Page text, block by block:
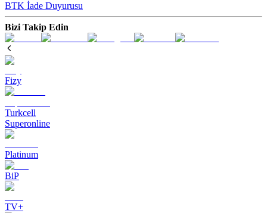
BTK İade Duyurusu
Bizi Takip Edin
Fizy
Turkcell
Superonline
Platinum
BiP
TV+